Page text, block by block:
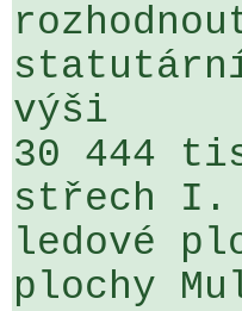
výši
30 444
střech I.
ledové
plochy